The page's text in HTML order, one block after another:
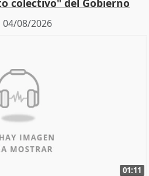
colectivo" del Gobierno
04/08/2026
01:11